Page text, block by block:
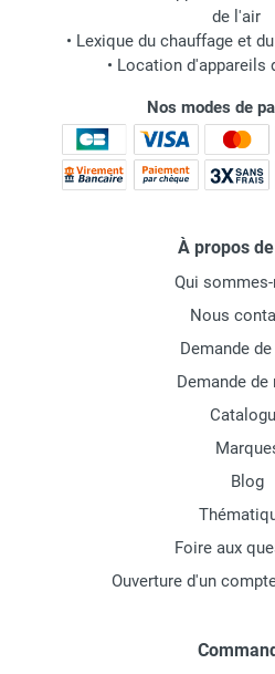
de l'air
• Lexique du chauffage et
• Location d'appareils
Nos modes de
À propos
Qui
Nous
Demande
Demande de
Blog
Foire aux
Ouverture d'un